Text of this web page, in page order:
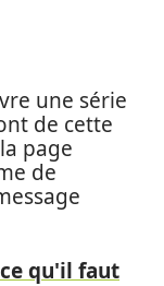
une série
de cette
page
de
qu'il faut